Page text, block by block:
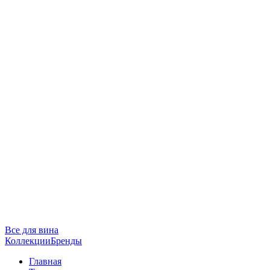
Все для вина
КоллекцииБренды
Главная